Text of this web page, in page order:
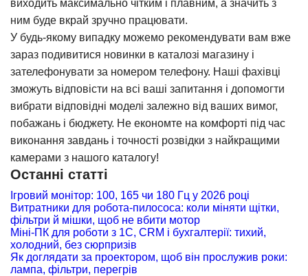
виходить максимально чітким і плавним, а значить з
ним буде вкрай зручно працювати.
У будь-якому випадку можемо рекомендувати вам вже
зараз подивитися новинки в каталозі магазину і
зателефонувати за номером телефону. Наші фахівці
зможуть відповісти на всі ваші запитання і допомогти
вибрати відповідні моделі залежно від ваших вимог,
побажань і бюджету. Не економте на комфорті під час
виконання завдань і точності розвідки з найкращими
камерами з нашого каталогу!
Останні статті
Ігровий монітор: 100, 165 чи 180 Гц у 2026 році
Витратники для робота-пилососа: коли міняти щітки,
фільтри й мішки, щоб не вбити мотор
Міні-ПК для роботи з 1С, CRM і бухгалтерії: тихий,
холодний, без сюрпризів
Як доглядати за проектором, щоб він прослужив роки:
лампа, фільтри, перегрів